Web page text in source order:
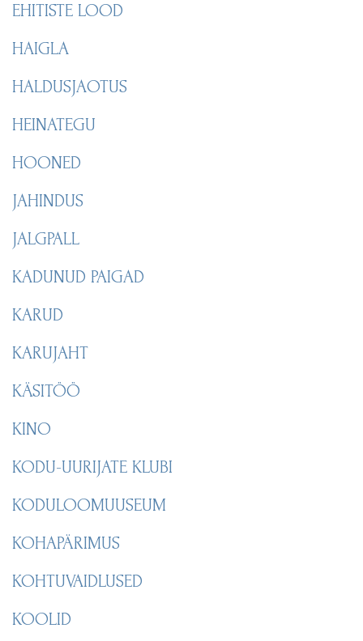
EHITISTE LOOD
HAIGLA
HALDUSJAOTUS
HEINATEGU
HOONED
JAHINDUS
JALGPALL
KADUNUD PAIGAD
KARUD
KARUJAHT
KÄSITÖÖ
KINO
KODU-UURIJATE KLUBI
KODULOOMUUSEUM
KOHAPÄRIMUS
KOHTUVAIDLUSED
KOOLID